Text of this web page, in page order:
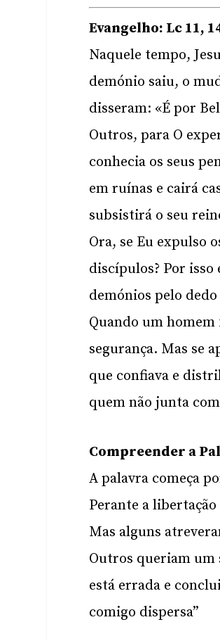
Evangelho: Lc 11,
Naquele tempo,
demónio saiu, o
disseram: «É por
Outros, para O
conhecia os seus
em ruínas e cairá
subsistirá o seu
Ora, se Eu expulso
discípulos? Por isso
demónios pelo
Quando um homem
segurança. Mas se
que confiava e
quem não junta
Compreender a
A palavra começa
Perante a
Mas alguns
Outros queriam um
está errada e
comigo dispersa”